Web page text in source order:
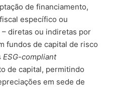
de financiamento,
específico ou
– diretas ou indiretas por
fundos de capital de risco
ESG-compliant
de capital, permitindo
em sede de